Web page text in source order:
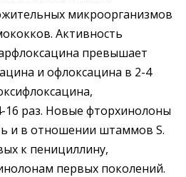
микроорганизмов
Активность
превышает
и офлоксацина в 2-4
16 раз. Новые фторхинолоны
и в отношении штаммов S.
к пенициллину,
первых поколений.